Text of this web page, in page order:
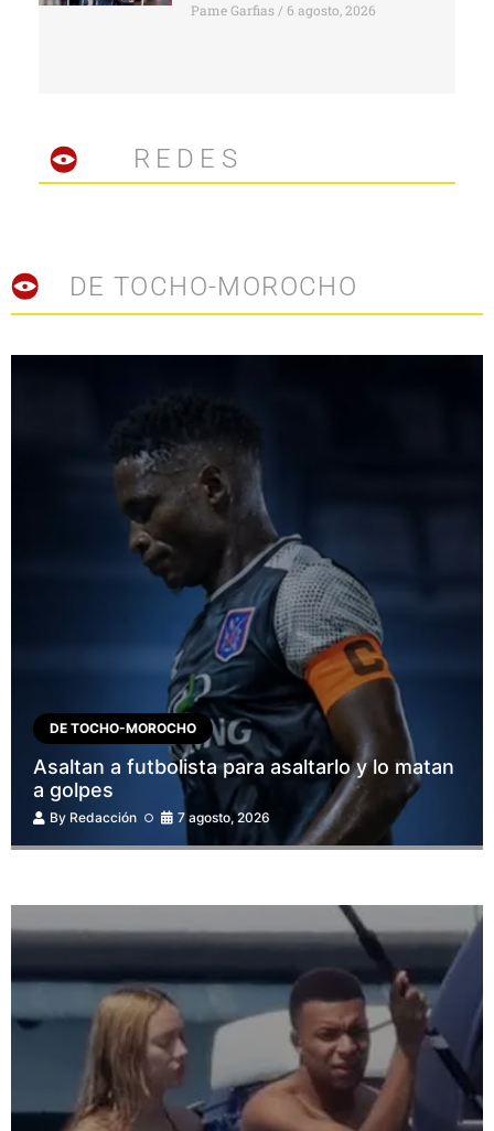
Pame Garfias 6 agosto, 2026
REDES
DE TOCHO-MOROCHO
DE TOCHO-MOROCHO
Asaltan a futbolista para asaltarlo y lo matan
a golpes
By Redacción 7 agosto, 2026